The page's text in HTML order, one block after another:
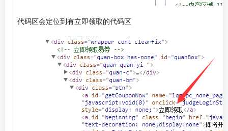
代码区会定位到有立即领取的代码区